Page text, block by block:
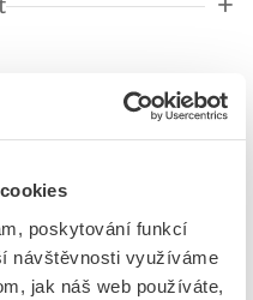
poskytování funkcí
návštěvnosti využíváme
jak náš web používáte,
+